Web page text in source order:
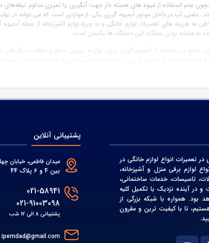
عدم استفاده از میوه های هسته دار جهت آبگیری یا تمیزی مداوم تیغه‌های
نشتی آب در داخل موتور آبمیوه گیری یکی از مواردی است که می تواند در
به هزینه های تعمیرات لوازم خانگی و به ویژه لوازم آشپزخانه از جمله
به مشابه بودن عملکرد این دستگاه ها یکسان است.
جامع در استفاده از آبمیوه گیری بدون نیاز به بررسی منابع و مقالات دیگر
70 با تجربه ای در تعمیرات انواع لوازم خانگی در
لوازم برقی منزل و آشپزخانه،
تاسیسات، خدمات ساختمانی،
در آینده نزدیک با تکمیل کلیه
بود. همواره با شبکه بزرگی از
تا با کیفیت ترین و مقرون
پشتیبانی آنلاین
میدان فاطمی، خیابان
بین 4 و 6 پلاک 44
021-58941
021-91003098
پشتیبانی 8 الی 12 شب
ipemdad@gmail.com